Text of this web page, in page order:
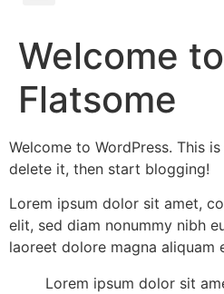
Welcome to
Flatsome
Welcome to WordPress. This
delete it, then start blogging!
Lorem ipsum dolor sit amet,
elit, sed diam nonummy nibh
laoreet dolore magna aliquam
Lorem ipsum dolor sit